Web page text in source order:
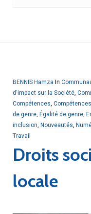
BENNIS Hamza In
d'impact sur la Société,
Compétences, Compétences
de genre, Égalité de genre,
inclusion, Nouveautés,
Travail
Droits
locale